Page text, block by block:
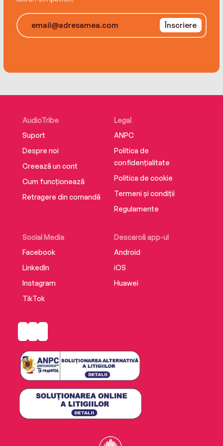
Înscriere
AudioTribe
Suport
Despre noi
Creează un cont
Cum funcționează
Retragere din comandă
Social Media
Facebook
LinkedIn
Instagram
TikTok
Descarcă app-ul
Android
iOS
Huawei
Legal
ANPC
Politica de
confidențialitate
Politica de cookie
Termeni și condiții
Regulamente